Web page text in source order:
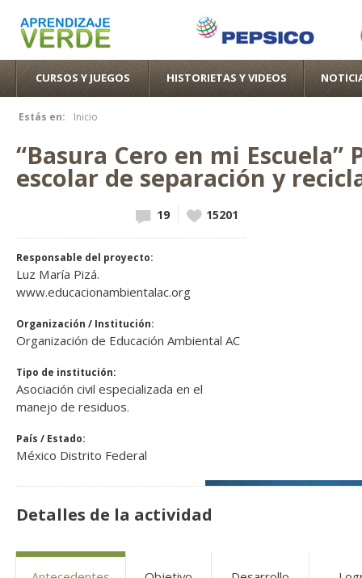
CURSOS Y JUEGOS HISTORIETAS Y VIDEOS
Estás en:
Se encuentra usted aquí
Inicio
“Basura Cero en mi Escuela”
escolar de separación y
15201
Vote up!
19
Responsable del proyecto:
Luz María Pizá.
www.educacionambientalac.org
Organización / Institución:
Organización de Educación Ambiental AC
Tipo de institución:
Asociación civil especializada en el
manejo de residuos.
País / Estado:
México Distrito Federal
Detalles de la actividad